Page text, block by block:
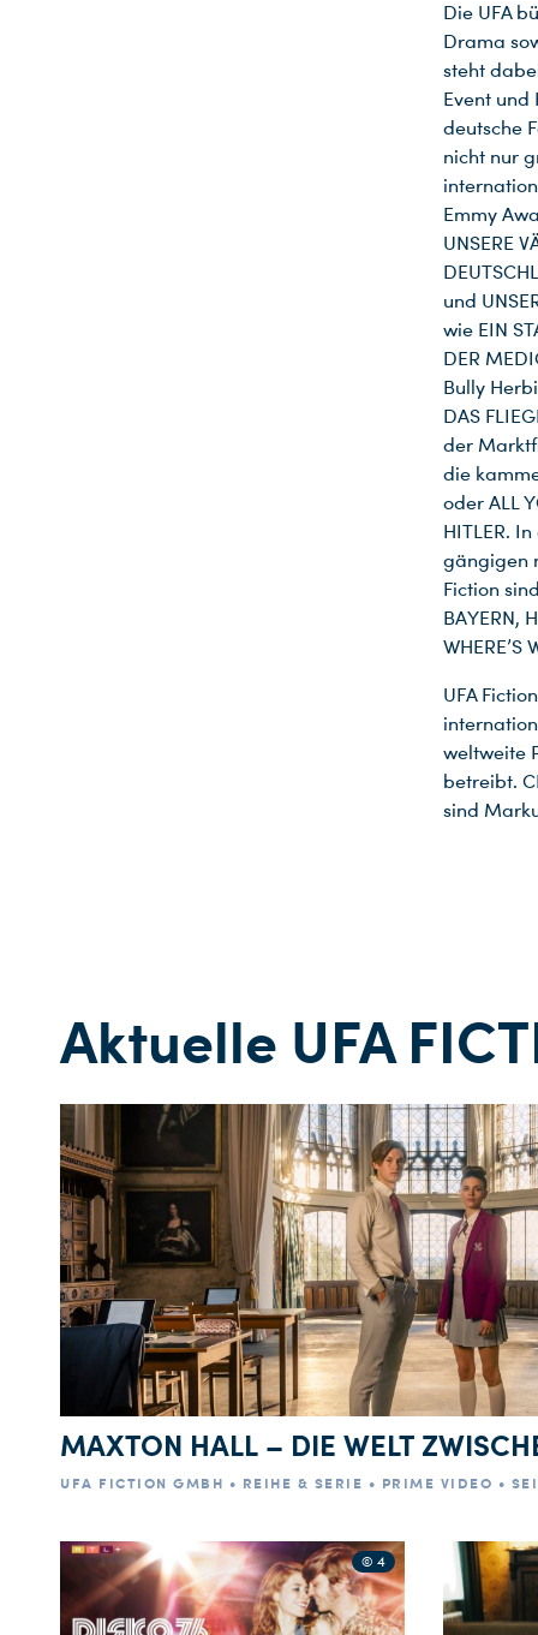
Die UFA
Drama
steht
Event
deutsche
nicht nur
Emmy
UNSERE
und
wie EIN
DER
Bully
DAS
der
die
oder ALL
HITLER.
gängigen
Fiction
BAYERN,
UFA
weltweite
betreibt.
sind
Aktuelle UFA
MAXTON HALL – DIE WELT
UFA FICTION GMBH • REIHE & SERIE • PRIME VIDEO •
© 4